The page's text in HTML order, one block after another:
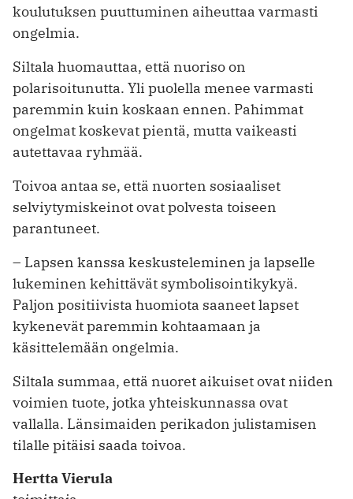
koulutuksen puuttuminen aiheuttaa varmasti
ongelmia.
Siltala huomauttaa, että nuoriso on
polarisoitunutta. Yli puolella menee varmasti
paremmin kuin koskaan ennen. Pahimmat
ongelmat koskevat pientä, mutta vaikeasti
autettavaa ryhmää.
Toivoa antaa se, että nuorten sosiaaliset
selviytymiskeinot ovat polvesta toiseen
parantuneet.
– Lapsen kanssa keskusteleminen ja lapselle
lukeminen kehittävät symbolisointikykyä.
Paljon positiivista huomiota saaneet lapset
kykenevät paremmin kohtaamaan ja
käsittelemään ongelmia.
Siltala summaa, että nuoret aikuiset ovat niiden
voimien tuote, jotka yhteiskunnassa ovat
vallalla. Länsimaiden ­perikadon julistamisen
tilalle pitäisi saada toivoa.
Hertta Vierula